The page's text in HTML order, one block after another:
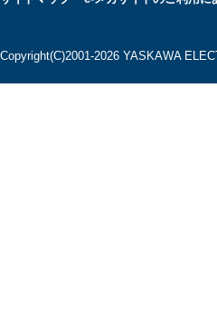
Copyright(C)2001‐2026 YASKAWA